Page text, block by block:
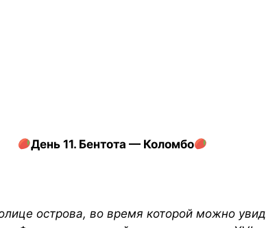
День 11. Бентота — Коломбо
острова, во время которой можно